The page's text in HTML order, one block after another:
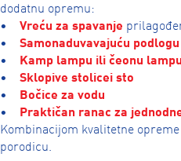
dodatnu opremu:
• Vreću za spavanje
• Samonaduvavajuću
•
Kamp lampu ili čeonu lampu
• Sklopive stolicei sto
•
Bočice za vodu
•
Praktičan ranac za
Kombinacijom kvalitetne
porodicu.